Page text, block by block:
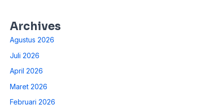
Archives
Agustus 2026
Juli 2026
April 2026
Maret 2026
Februari 2026